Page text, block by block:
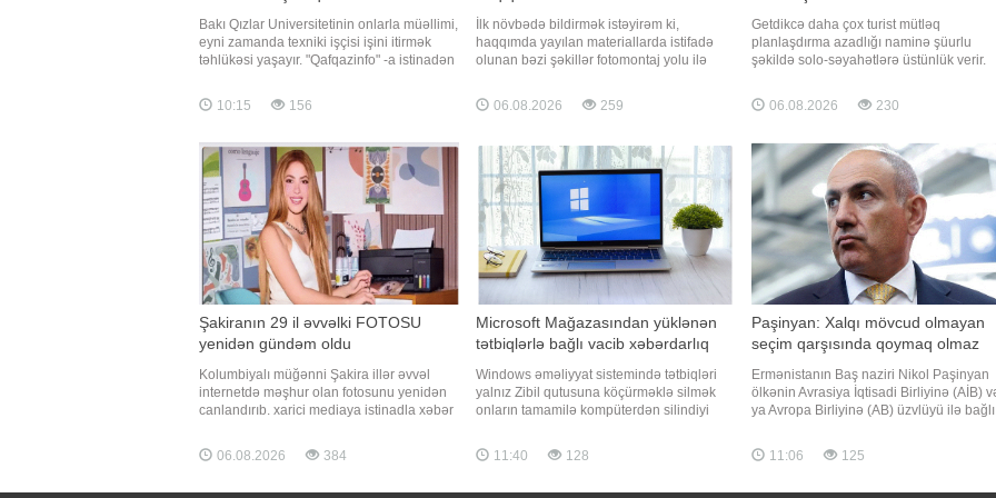
Bakı Qızlar Universitetinin onlarla müəllimi,
eyni zamanda texniki işçisi işini itirmək
təhlükəsi yaşayır. "Qafqazinfo" -a istinadən
tələbələrin digər özəl universitetlərə
köçürülməsi haqda qərar verilib, lakin
10:15 156
İlk növbədə bildirmək istəyirəm ki,
haqqımda yayılan materiallarda istifadə
olunan bəzi şəkillər fotomontaj yolu ilə
və ictimai rəyi məqsədli şəkildə yanlış
istiqamətə yönəltməyə xidmət edir. Fikir
ayrılmaz hissəsidir
06.08.2026 259
Getdikcə daha çox turist mütləq
planlaşdırma azadlığı naminə şüurlu
şəkildə solo-səyahətlərə üstünlük verir.
rəğbətlə yanaşırdılar: hesab olunurdu ki,
insan tək səyahətə yalnız şirkətin
Lakin bu gün vəziyyət kökündən dəyişib
06.08.2026 230
Şakiranın 29 il əvvəlki FOTOSU
yenidən gündəm oldu
Kolumbiyalı müğənni Şakira illər əvvəl
internetdə məşhur olan fotosunu yenidən
canlandırıb. xarici mediaya istinadla xəbər
fotodakı kimi iş masasının arxasında,
printerin yanında eyni poza ilə yenidən
06.08.2026 384
Microsoft Mağazasından yüklənən
tətbiqlərlə bağlı vacib xəbərdarlıq
Windows əməliyyat sistemində tətbiqləri
yalnız Zibil qutusuna köçürməklə silmək
onların tamamilə kompüterdən silindiyi
PCWorld nəşri məlumat yayıb. Nəşrin
məlumatına görə, Microsoft Mağazasından
11:40 128
Paşinyan: Xalqı mövcud olmayan
seçim qarşısında qoymaq olmaz
Ermənistanın Baş naziri Nikol Paşinyan
ölkənin Avrasiya İqtisadi Birliyinə (AİB)
ya Avropa Birliyinə (AB) üzvlüyü ilə bağlı
tutulmadığını bildirib. xəbər verir ki, bu
barədə "Sputnik" agentliyi məlumat
11:06 125